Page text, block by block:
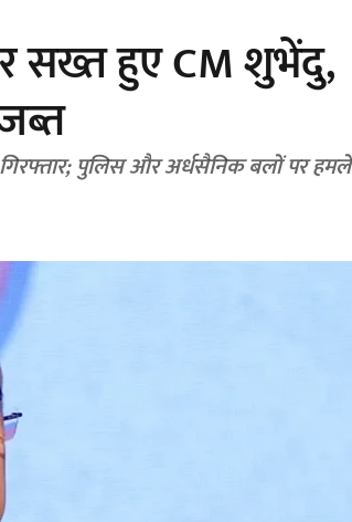
सख्त हुए CM शुभेंदु,
पुलिस और अर्धसैनिक बलों पर हमले